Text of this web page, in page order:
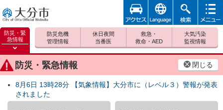
大分市
防災・緊
急情報
防災緊
急情報
を開く
防災・緊急情報 閉じる
8月6日 13時28分 【気象情報】大分市に（レベル３）警報が発表
されました
防災危機
管理情報
休日夜間
当番医
救急・
救命・AED
大気汚染
監視情報
アクセ
ス
foreign 検索
メニュ